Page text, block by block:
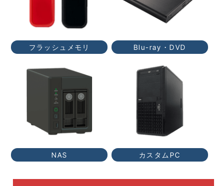
フラッシュメモリ Blu-ray・DVD
NAS カスタムPC